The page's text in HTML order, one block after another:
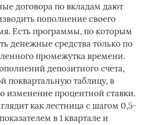
договора по вкладам дают
пополнение своего
Есть программы, по которым
денежные средства только по
промежутка времени.
депозитного счета,
поквартальную таблицу, в
изменение процентной ставки.
как лестница с шагом 0,5-
в 1 квартале и